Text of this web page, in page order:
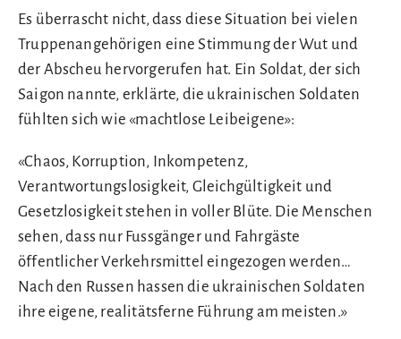
Es überrascht nicht, dass diese Situation bei vielen
Truppenangehörigen eine Stimmung der Wut und
der Abscheu hervorgerufen hat. Ein Soldat, der sich
Saigon nannte, erklärte, die ukrainischen Soldaten
fühlten sich wie «machtlose Leibeigene»:
«Chaos, Korruption, Inkompetenz,
Verantwortungslosigkeit, Gleichgültigkeit und
Gesetzlosigkeit stehen in voller Blüte. Die Menschen
sehen, dass nur Fussgänger und Fahrgäste
öffentlicher Verkehrsmittel eingezogen werden…
Nach den Russen hassen die ukrainischen Soldaten
ihre eigene, realitätsferne Führung am meisten.»